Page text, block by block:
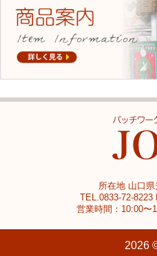
所在地 山口
TEL.0833-72-8223
営業時間：10:00〜
2026